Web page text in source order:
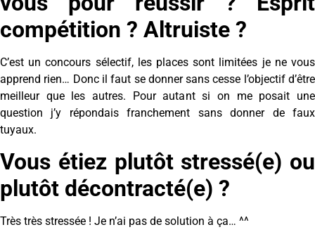
compétition ? Altruiste ?
C’est un concours sélectif, les places sont limitées je ne vous
apprend rien… Donc il faut se donner sans cesse l’objectif d’être
meilleur que les autres. Pour autant si on me posait une
question j’y répondais franchement sans donner de faux
tuyaux.
Vous étiez plutôt stressé(e) ou
plutôt décontracté(e) ?
Très très stressée ! Je n’ai pas de solution à ça… ^^